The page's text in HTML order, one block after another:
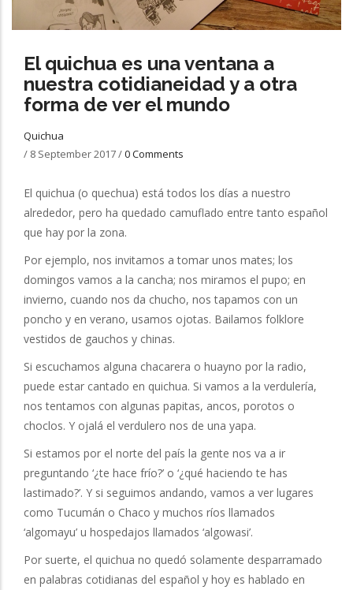
El quichua es una ventana a
nuestra cotidianeidad y a otra
forma de ver el mundo
Quichua
/ 8 September 2017/0 Comments
El quichua (o quechua) está todos los días a nuestro
alrededor, pero ha quedado camuflado entre tanto español
que hay por la zona.
Por ejemplo, nos invitamos a tomar unos mates; los
domingos vamos a la cancha; nos miramos el pupo; en
invierno, cuando nos da chucho, nos tapamos con un
poncho y en verano, usamos ojotas. Bailamos folklore
vestidos de gauchos y chinas.
Si escuchamos alguna chacarera o huayno por la radio,
puede estar cantado en quichua. Si vamos a la verdulería,
nos tentamos con algunas papitas, ancos, porotos o
choclos. Y ojalá el verdulero nos de una yapa.
Si estamos por el norte del país la gente nos va a ir
preguntando ‘¿te hace frío?’ o ‘¿qué haciendo te has
lastimado?’. Y si seguimos andando, vamos a ver lugares
como Tucumán o Chaco y muchos ríos llamados
‘algomayu’ u hospedajos llamados ‘algowasi’.
Por suerte, el quichua no quedó solamente desparramado
en palabras cotidianas del español y hoy es hablado en